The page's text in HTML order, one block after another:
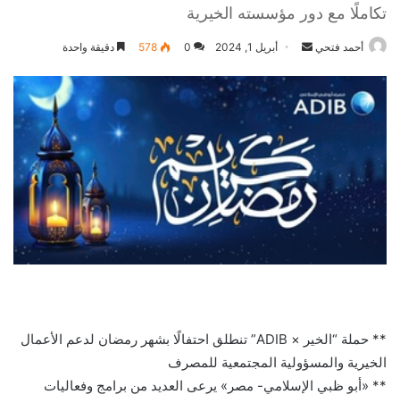
تكاملًا مع دور مؤسسته الخيرية
أحمد فتحي
أرسل
إلكترونيا
أبريل 1, 2024 0
578 دقيقة واحدة
** حملة “الخير × ADIB” تنطلق احتفالًا بشهر رمضان لدعم الأعمال
الخيرية والمسؤولية المجتمعية للمصرف
** «أبو ظبي الإسلامي- مصر» يرعى العديد من برامج وفعاليات